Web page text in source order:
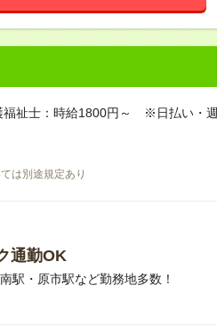
祉士：時給1800円～ ※日払い・週
は別途規定あり
通勤OK
駅・原市駅など勤務地多数！